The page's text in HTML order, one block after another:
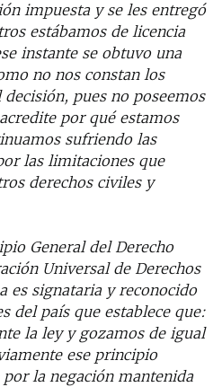
impuesta y se les entregó
estábamos de licencia
instante se obtuvo una
no nos constan los
pues no poseemos
por qué estamos
sufriendo las
las limitaciones que
derechos civiles y
General del Derecho
Universal de Derechos
es signataria y reconocido
del país que establece que:
la ley y gozamos de igual
ese principio
la negación mantenida